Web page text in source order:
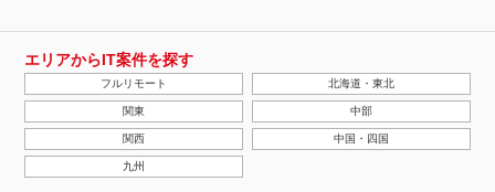
エリアからIT案件を探す
フルリモート 北海道・東北
関東 中部
関西 中国・四国
九州